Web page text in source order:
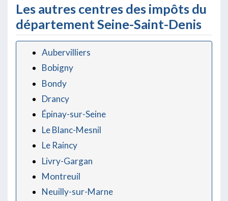
Les autres centres des impôts du
département Seine-Saint-Denis
Aubervilliers
Bobigny
Bondy
Drancy
Épinay-sur-Seine
Le Blanc-Mesnil
Le Raincy
Livry-Gargan
Montreuil
Neuilly-sur-Marne